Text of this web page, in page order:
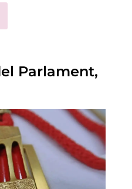
Parlament,